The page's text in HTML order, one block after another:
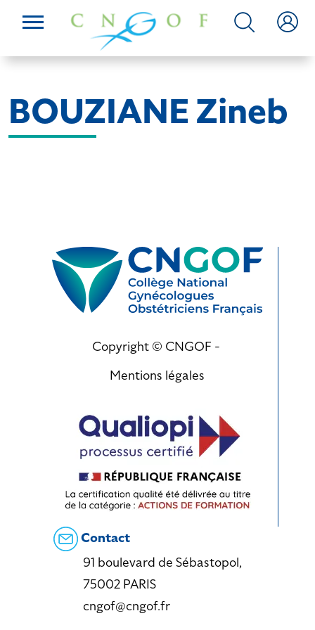
BOUZIANE Zineb
Copyright © CNGOF -
Mentions légales
Contact
91 boulevard de Sébastopol,
75002 PARIS
cngof@cngof.fr